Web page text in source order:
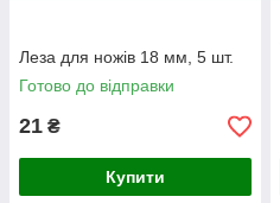
Леза для ножів 18 мм, 5 шт.
Готово до відправки
21 ₴
Купити